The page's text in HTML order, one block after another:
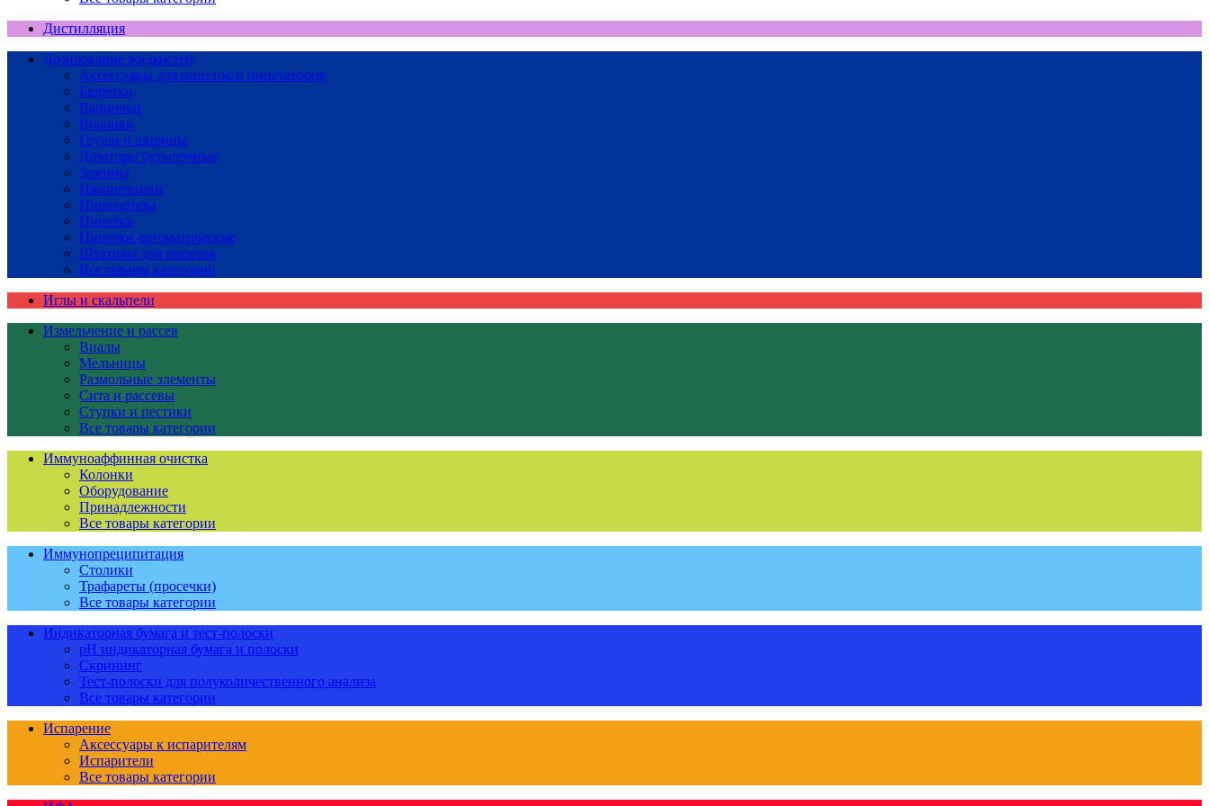
Дистилляция
Дозирование жидкостей
Аксессуары для пипеток и пипетаторов
Бюретки
Ванночки
Воронки
Груши и шприцы
Дозаторы бутылочные
Зажимы
Наконечники
Пипетаторы
Пипетки
Пипетки автоматические
Штативы для пипеток
Все товары категории
Иглы и скальпели
Измельчение и рассев
Виалы
Мельницы
Размольные элементы
Сита и рассевы
Ступки и пестики
Все товары категории
Иммуноаффинная очистка
Колонки
Оборудование
Принадлежности
Все товары категории
Иммунопреципитация
Столики
Трафареты (просечки)
Все товары категории
Индикаторная бумага и тест-полоски
pH индикаторная бумага и полоски
Скрининг
Тест-полоски для полуколичественного анализа
Все товары категории
Испарение
Аксессуары к испарителям
Испарители
Все товары категории